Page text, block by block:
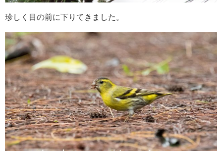
珍しく目の前に下りてきました。